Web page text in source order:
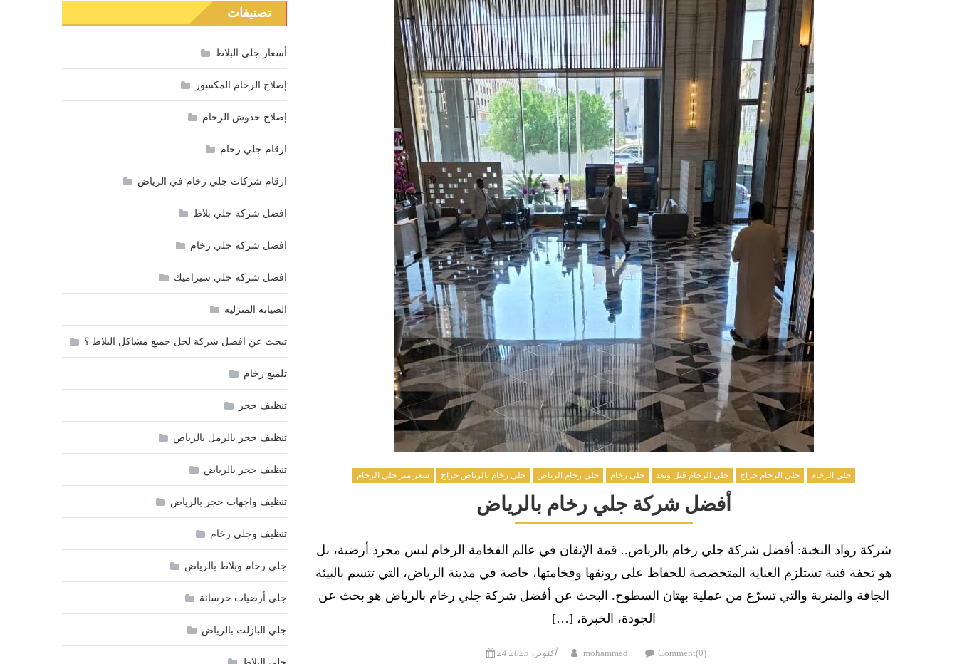
جلي الرخام جلي الرخام حراج جلي الرخام قبل وبعد جلي رخام جلي رخام الرياض جلي رخام بالرياض حراج سعر متر جلي الرخام
أفضل شركة جلي رخام بالرياض
شركة رواد النخبة: أفضل شركة جلي رخام بالرياض.. قمة الإتقان في عالم الفخامة الرخام ليس مجرد أرضية، بل
هو تحفة فنية تستلزم العناية المتخصصة للحفاظ على رونقها وفخامتها، خاصة في مدينة الرياض، التي تتسم بالبيئة
الجافة والمتربة والتي تسرّع من عملية بهتان السطوح. البحث عن أفضل شركة جلي رخام بالرياض هو بحث عن
الجودة، الخبرة، […]
Posted
24 أكتوبر، 2025 Author
mohammed Comment(0)
تصنيفات
أسعار جلي البلاط
إصلاح الرخام المكسور
إصلاح خدوش الرخام
ارقام جلي رخام
ارقام شركات جلي رخام في الرياض
افضل شركة جلي بلاط
افضل شركة جلي رخام
افضل شركة جلي سيراميك
الصيانة المنزلية
تبحث عن افضل شركة لحل جميع مشاكل البلاط ؟
تلميع رخام
تنظيف حجر
تنظيف حجر بالرمل بالرياض
تنظيف حجر بالرياض
تنظيف واجهات حجر بالرياض
تنظيف وجلي رخام
جلى رخام وبلاط بالرياض
جلي أرضيات خرسانة
جلي البازلت بالرياض